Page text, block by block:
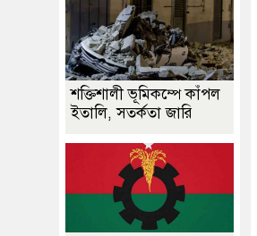
শক্তিশালী ভূমিকম্পে কাঁপল
ইতালি, সতর্কতা জারি